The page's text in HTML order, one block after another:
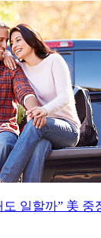
도 일할까” 美